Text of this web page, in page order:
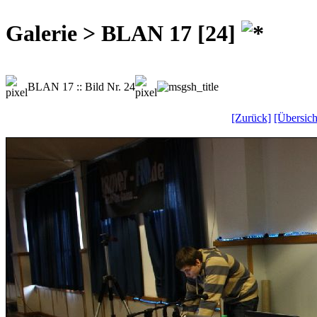
Galerie > BLAN 17 [24]
BLAN 17 :: Bild Nr. 24
[Zurück]